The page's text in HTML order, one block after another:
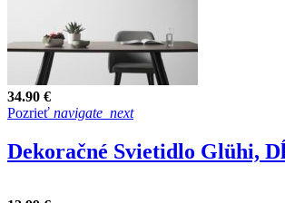
34.90 €
Pozrieť navigate_next
Dekoračné Svietidlo Glühi,